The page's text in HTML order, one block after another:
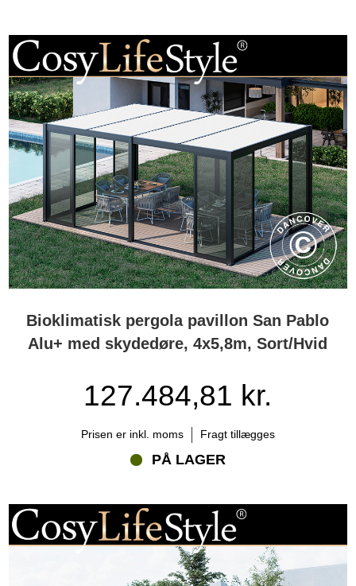
Bioklimatisk pergola pavillon San Pablo
Alu+ med skydedøre, 4x5,8m, Sort/Hvid
127.484,81 kr.
Prisen er inkl. moms Fragt tillægges
PÅ LAGER